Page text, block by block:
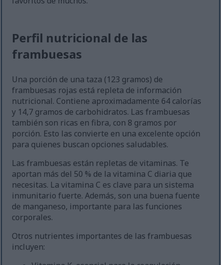
Perfil nutricional de las
frambuesas
Una porción de una taza (123 gramos) de
frambuesas rojas está repleta de información
nutricional. Contiene aproximadamente 64 calorías
y 14,7 gramos de carbohidratos. Las frambuesas
también son ricas en fibra, con 8 gramos por
porción. Esto las convierte en una excelente opción
para quienes buscan opciones saludables.
Las frambuesas están repletas de vitaminas. Te
aportan más del 50 % de la vitamina C diaria que
necesitas. La vitamina C es clave para un sistema
inmunitario fuerte. Además, son una buena fuente
de manganeso, importante para las funciones
corporales.
Otros nutrientes importantes de las frambuesas
incluyen: